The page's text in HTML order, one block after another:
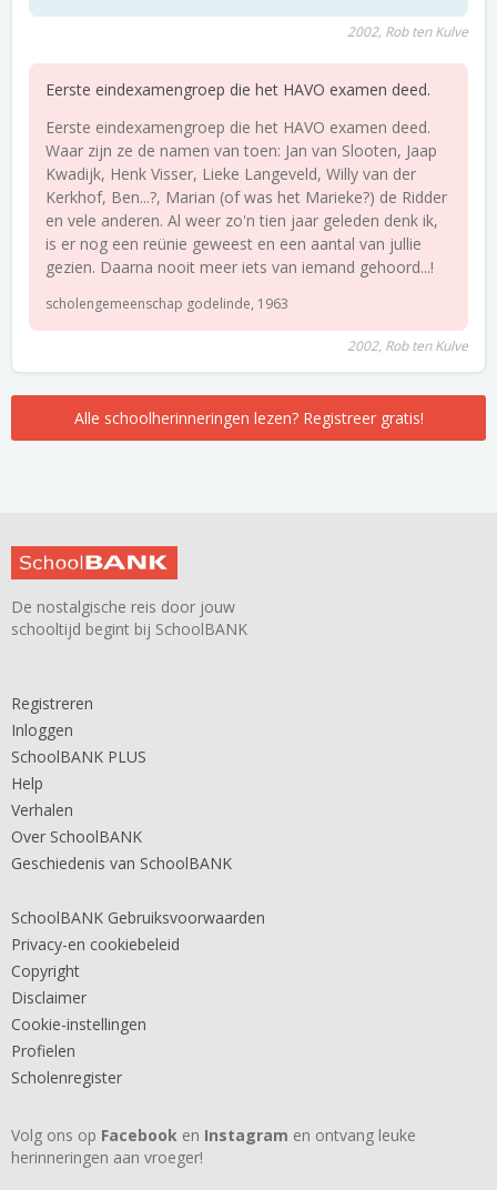
2002, Rob ten Kulve
Eerste eindexamengroep die het HAVO examen deed.
Eerste eindexamengroep die het HAVO examen deed.
Waar zijn ze de namen van toen: Jan van Slooten, Jaap
Kwadijk, Henk Visser, Lieke Langeveld, Willy van der
Kerkhof, Ben...?, Marian (of was het Marieke?) de Ridder
en vele anderen. Al weer zo'n tien jaar geleden denk ik,
is er nog een reünie geweest en een aantal van jullie
gezien. Daarna nooit meer iets van iemand gehoord...!
scholengemeenschap godelinde, 1963
2002, Rob ten Kulve
Alle schoolherinneringen lezen? Registreer gratis!
De nostalgische reis door jouw
schooltijd begint bij SchoolBANK
Registreren
Inloggen
SchoolBANK PLUS
Help
Verhalen
Over SchoolBANK
Geschiedenis van SchoolBANK
SchoolBANK Gebruiksvoorwaarden
Privacy-en cookiebeleid
Copyright
Disclaimer
Cookie-instellingen
Profielen
Scholenregister
Volg ons op Facebook en Instagram en ontvang leuke
herinneringen aan vroeger!